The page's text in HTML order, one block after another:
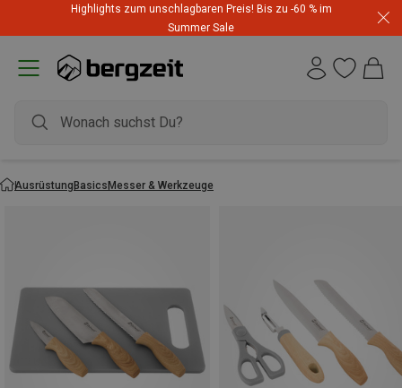
Highlights zum unschlagbaren Preis! Bis zu -60 % im
Summer Sale
AusrüstungBasicsMesser & Werkzeuge